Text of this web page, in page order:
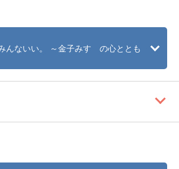
送文化大賞」ラジオ部門準グランプリ受賞。
る。番組「こだまでしょうか～今、金子み
きたい～」制作：エフエム山口パーソナリテ
東洋カープ公式戦（vs 横浜DeNAベイスタ
んないい。 ～金子みすゞの心ととも